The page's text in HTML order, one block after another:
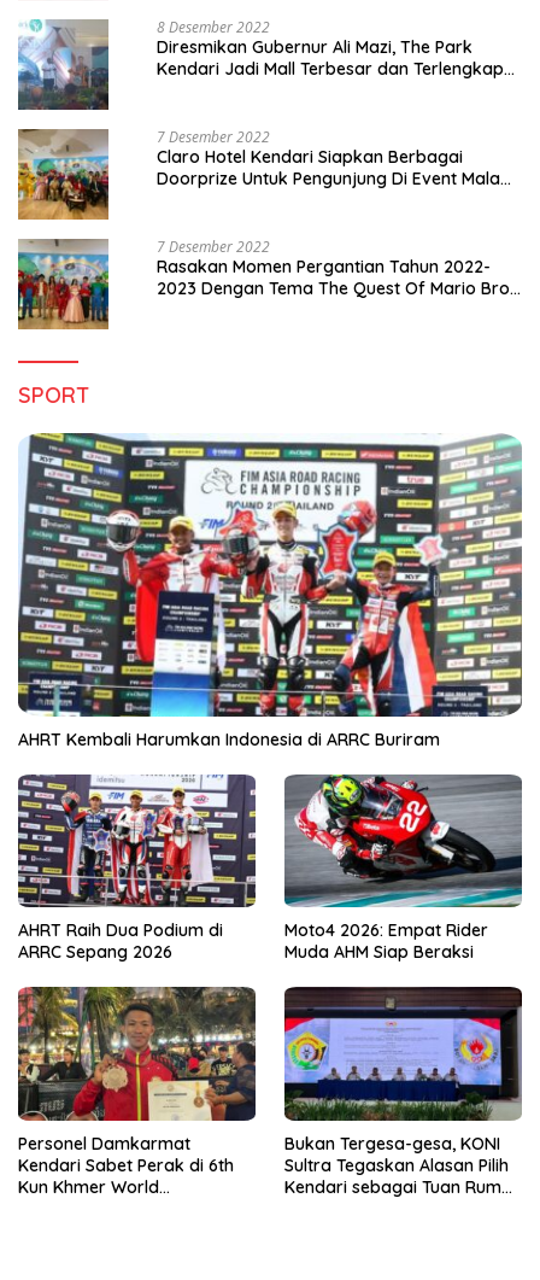
8 Desember 2022
Diresmikan Gubernur Ali Mazi, The Park
Kendari Jadi Mall Terbesar dan Terlengkap
7 Desember 2022
Claro Hotel Kendari Siapkan Berbagai
Doorprize Untuk Pengunjung Di Event Malam
7 Desember 2022
Rasakan Momen Pergantian Tahun 2022-
2023 Dengan Tema The Quest Of Mario Bros
SPORT
AHRT Kembali Harumkan Indonesia di ARRC Buriram
AHRT Raih Dua Podium di
ARRC Sepang 2026
Moto4 2026: Empat Rider
Muda AHM Siap Beraksi
Personel Damkarmat
Kendari Sabet Perak di 6th
Kun Khmer World
Bukan Tergesa-gesa, KONI
Sultra Tegaskan Alasan Pilih
Kendari sebagai Tuan Rumah